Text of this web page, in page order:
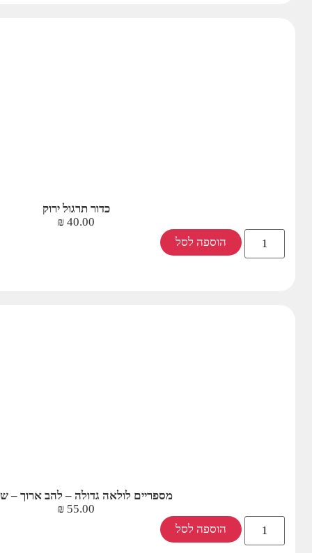
כדור תרגול ירוק
40.00
₪
הוספה לסל
מספריים לולאה גדולה – להב ארוך –
55.00
₪
הוספה לסל